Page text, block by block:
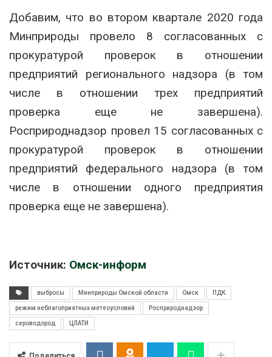
Добавим, что во втором квартале 2020 года
Минприроды провело 8 согласованных с
прокуратурой проверок в отношении
предприятий регионального надзора (в том
числе в отношении трех предприятий
проверка еще не завершена).
Росприроднадзор провел 15 согласованных с
прокуратурой проверок в отношении
предприятий федерального надзора (в том
числе в отношении одного предприятия
проверка еще не завершена).
Источник: Омск-информ
выбросы Минприроды Омской области Омск ПДК
режим неблагоприятных метеоусловий Росприроднадзор
сероводород ЦЛАТИ